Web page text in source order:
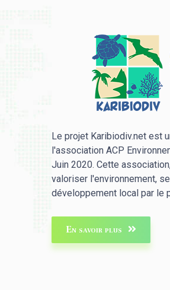
Le projet Karibiodiv.net est
l'association ACP
Juin 2020. Cette
valoriser l'environnement,
développement local par le
En savoir plus